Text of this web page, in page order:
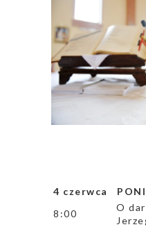
4 czerwca
8:00
O